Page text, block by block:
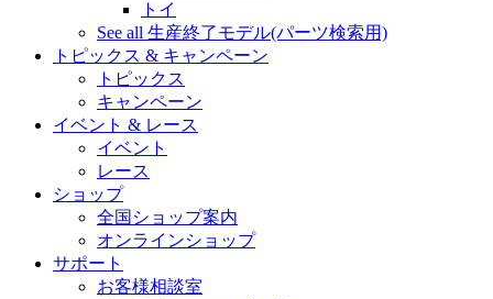
トイ
See all 生産終了モデル(パーツ検索用)
トピックス & キャンペーン
トピックス
キャンペーン
イベント & レース
イベント
レース
ショップ
全国ショップ案内
オンラインショップ
サポート
お客様相談室